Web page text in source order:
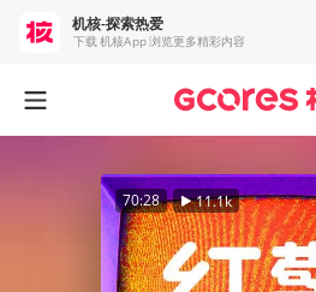
70:28 11.1k
机核-探索热爱
下载 机核App 浏览更多精彩内容